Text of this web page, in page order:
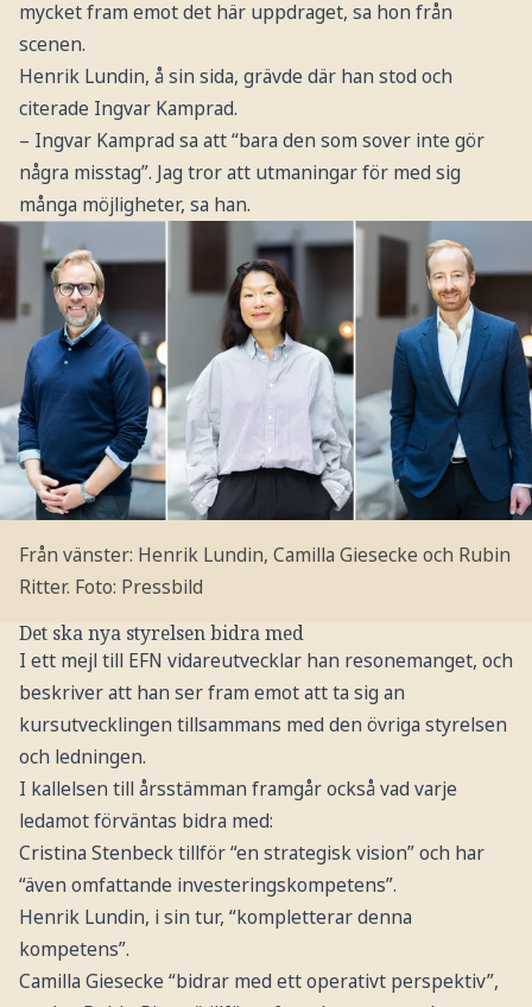
mycket fram emot det här uppdraget, sa hon från
scenen.
Henrik Lundin, å sin sida, grävde där han stod och
citerade Ingvar Kamprad.
– Ingvar Kamprad sa att “bara den som sover inte gör
några misstag”. Jag tror att utmaningar för med sig
många möjligheter, sa han.
Från vänster: Henrik Lundin, Camilla Giesecke och Rubin
Ritter. Foto: Pressbild
Det ska nya styrelsen bidra med
I ett mejl till EFN vidareutvecklar han resonemanget, och
beskriver att han ser fram emot att ta sig an
kursutvecklingen tillsammans med den övriga styrelsen
och ledningen.
I kallelsen till årsstämman framgår också vad varje
ledamot förväntas bidra med:
Cristina Stenbeck tillför “en strategisk vision” och har
“även omfattande investeringskompetens”.
Henrik Lundin, i sin tur, “kompletterar denna
kompetens”.
Camilla Giesecke “bidrar med ett operativt perspektiv”,